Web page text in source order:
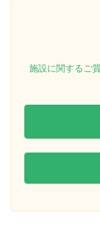
施設に関するご